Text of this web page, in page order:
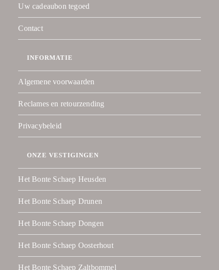
Uw cadeaubon tegoed
Contact
INFORMATIE
Algemene voorwaarden
Reclames en retourzending
Privacybeleid
ONZE VESTIGINGEN
Het Bonte Schaep Heusden
Het Bonte Schaep Drunen
Het Bonte Schaep Dongen
Het Bonte Schaep Oosterhout
Het Bonte Schaep Zaltbommel